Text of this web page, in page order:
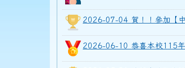
2026-07-04 賀！！參加【
2026-06-10 恭喜本校115